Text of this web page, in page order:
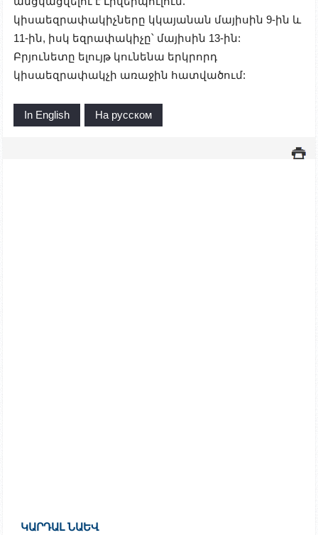
կիսաեզրափակիչները կկայանան մայիսին 9-ին և
11-ին, իսկ եզրափակիչը՝ մայիսին 13-ին:
Բրյունետը ելույթ կունենա երկրորդ
կիսաեզրափակչի առաջին հատվածում:
In English На русском
ԿԱՐԴԱԼ ՆԱԵՎ